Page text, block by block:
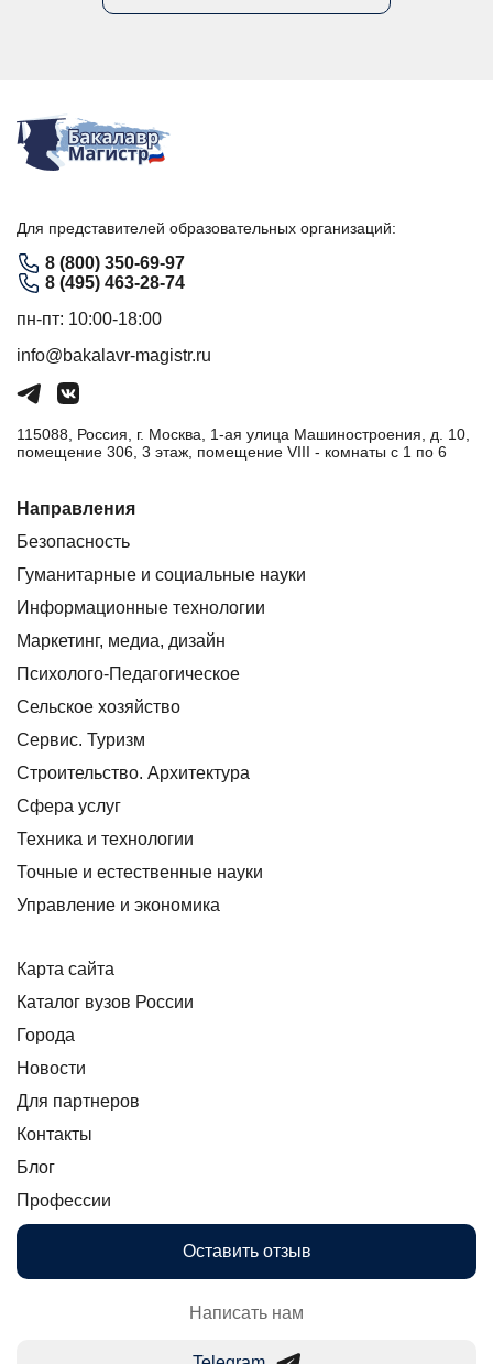
Для представителей образовательных организаций:
8 (800) 350-69-97
8 (495) 463-28-74
пн-пт: 10:00-18:00
info@bakalavr-magistr.ru
115088, Россия, г. Москва, 1-ая улица Машиностроения, д. 10,
помещение 306, 3 этаж, помещение VIII - комнаты с 1 по 6
Направления
Безопасность
Гуманитарные и социальные науки
Информационные технологии
Маркетинг, медиа, дизайн
Психолого-Педагогическое
Сельское хозяйство
Сервис. Туризм
Строительство. Архитектура
Сфера услуг
Техника и технологии
Точные и естественные науки
Управление и экономика
Карта сайта
Каталог вузов России
Города
Новости
Для партнеров
Контакты
Блог
Профессии
Оставить отзыв
Написать нам